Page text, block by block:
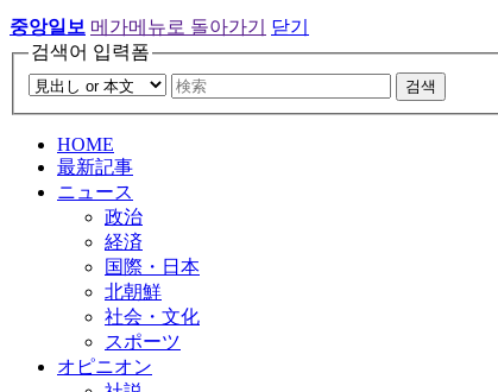
중앙일보 메가메뉴로 돌아가기
닫기
검색어 입력폼
검색
HOME
最新記事
ニュース
政治
経済
国際・日本
北朝鮮
社会・文化
スポーツ
オピニオン